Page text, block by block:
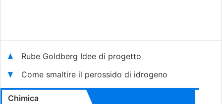
Rube Goldberg Idee di progetto
Come smaltire il perossido di idrogeno
Chimica